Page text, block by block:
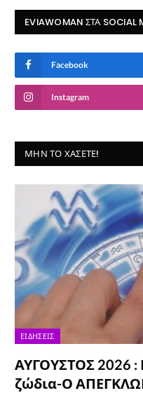
EVIAWOMAN ΣΤΑ SOCIAL
Facebook
Instagram
ΜΗΝ ΤΟ ΧΆΣΕΤΕ!
ΕΙΔΉΣΕΙΣ
ΑΥΓΟΥΣΤΟΣ 2026 :
ζώδια-Ο